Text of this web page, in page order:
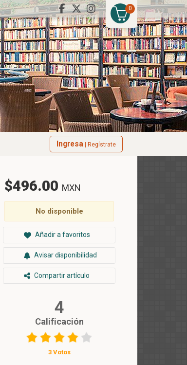
0
Ingresa | Regístrate
$496.00 MXN
No disponible
Añadir a favoritos
Avisar disponibilidad
Compartir artículo
4
Calificación
3 Votos